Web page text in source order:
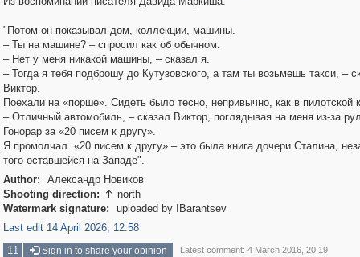
"Потом он показывал дом, коллекции, машины.
– Ты на машине? – спросил как об обычном.
– Нет у меня никакой машины, – сказал я.
– Тогда я тебя подброшу до Кутузовского, а там ты возьмешь такси, –
Виктор.
Поехали на «порше». Сидеть было тесно, непривычно, как в пилотской
– Отличный автомобиль, – сказал Виктор, поглядывая на меня из-за
Гонорар за «20 писем к другу».
Я промолчал. «20 писем к другу» – это была книга дочери Сталина,
того оставшейся на Западе".
Author:
Александр Новиков
Shooting direction:  north
Watermark signature:
uploaded by IBarantsev
Last edit 14 April 2026, 12:58
11
Sign in to share your opinion Latest comment: 4 March 2016, 20:19